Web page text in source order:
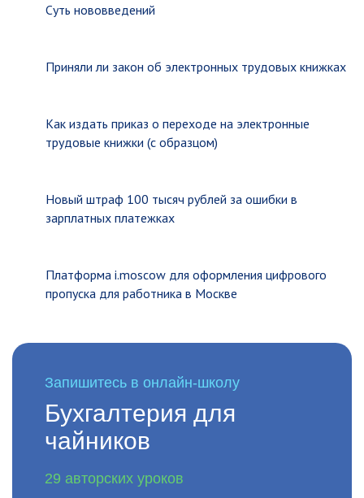
Суть нововведений
Приняли ли закон об электронных трудовых книжках
Как издать приказ о переходе на электронные
трудовые книжки (с образцом)
Новый штраф 100 тысяч рублей за ошибки в
зарплатных платежках
Платформа i.moscow для оформления цифрового
пропуска для работника в Москве
Запишитесь в онлайн-школу
Бухгалтерия для
чайников
29 авторских уроков